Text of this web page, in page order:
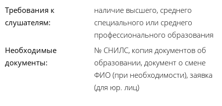
Требования к
слушателям:
наличие высшего, среднего
специального или среднего
профессионального образования
Необходимые
документы:
№ СНИЛС, копия документов об
образовании, документ о смене
ФИО (при необходимости), заявка
(для юр. лиц)